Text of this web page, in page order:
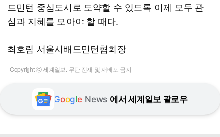
드민턴 중심도시로 도약할 수 있도록 이제 모두 관
심과 지혜를 모아야 할 때다.
최호림 서울시배드민턴협회장
Copyright ⓒ 세계일보. 무단 전재 및 재배포 금지
Google News 에서 세계일보 팔로우